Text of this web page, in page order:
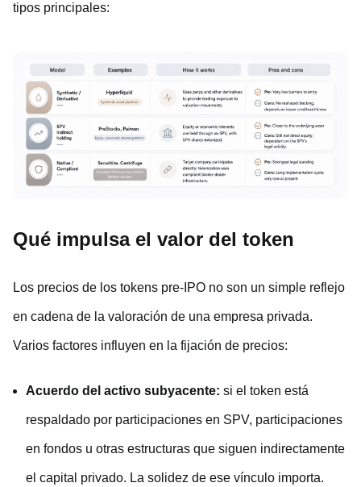
tipos principales:
Qué impulsa el valor del token
Los precios de los tokens pre-IPO no son un simple reflejo
en cadena de la valoración de una empresa privada.
Varios factores influyen en la fijación de precios:
Acuerdo del activo subyacente: si el token está
respaldado por participaciones en SPV, participaciones
en fondos u otras estructuras que siguen indirectamente
el capital privado. La solidez de ese vínculo importa.